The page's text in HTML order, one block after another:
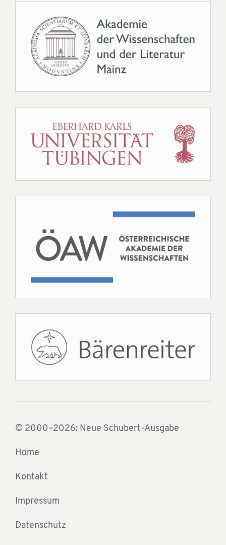
© 2000–2026: Neue Schubert-Ausgabe
Home
Kontakt
Impressum
Datenschutz